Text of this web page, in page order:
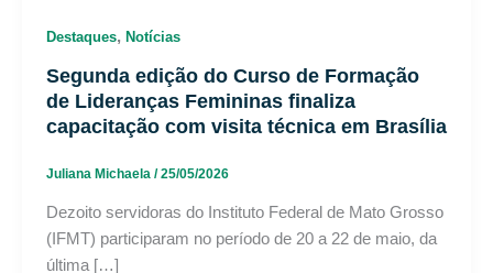
Destaques, Notícias
Segunda edição do Curso de Formação
de Lideranças Femininas finaliza
capacitação com visita técnica em Brasília
Juliana Michaela /25/05/2026
Dezoito servidoras do Instituto Federal de Mato Grosso
(IFMT) participaram no período de 20 a 22 de maio, da
última […]